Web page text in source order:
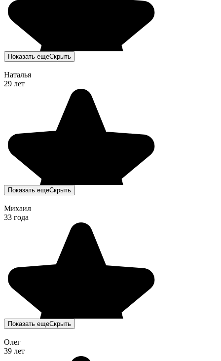
Показать ещеСкрыть
Наталья
29 лет
Показать ещеСкрыть
Михаил
33 года
Показать ещеСкрыть
Олег
39 лет